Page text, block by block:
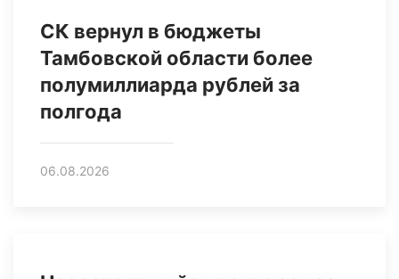
СК вернул в бюджеты
Тамбовской области более
полумиллиарда рублей за
полгода
06.08.2026